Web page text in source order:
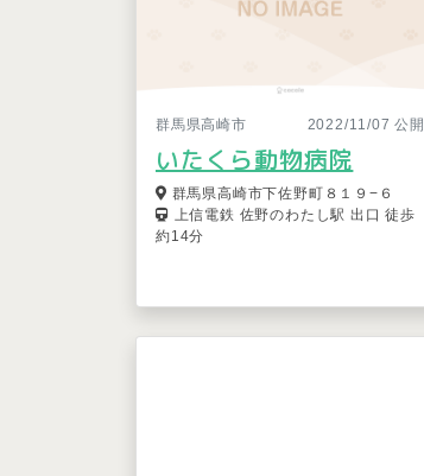
群馬県高崎市 2022/11/07 公開
いたくら動物病院
群馬県高崎市下佐野町８１９−６
上信電鉄 佐野のわたし駅 出口 徒歩
約14分